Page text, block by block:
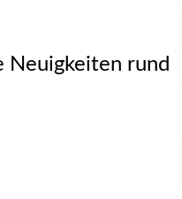
Neuigkeiten rund